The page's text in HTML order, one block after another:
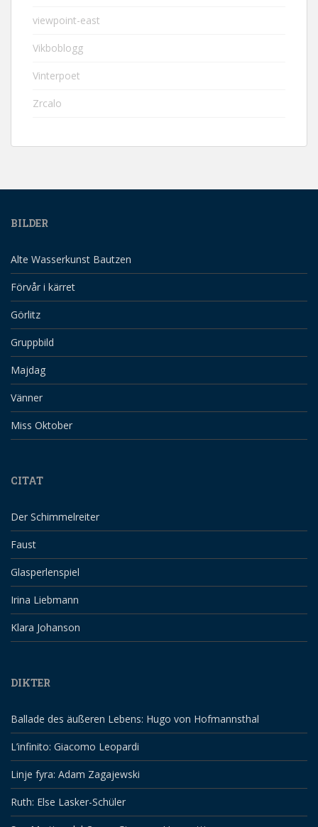
viewpoint-east
Vikboblogg
Vinterpoet
Zrcalo
BILDER
Alte Wasserkunst Bautzen
Förvår i kärret
Görlitz
Gruppbild
Majdag
Vänner
Miss Oktober
CITAT
Der Schimmelreiter
Faust
Glasperlenspiel
Irina Liebmann
Klara Johanson
DIKTER
Ballade des äußeren Lebens: Hugo von Hofmannsthal
L’infinito: Giacomo Leopardi
Linje fyra: Adam Zagajewski
Ruth: Else Lasker-Schüler